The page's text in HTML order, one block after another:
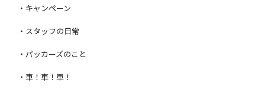
・キャンペーン
・スタッフの日常
・パッカーズのこと
・車！車！車！